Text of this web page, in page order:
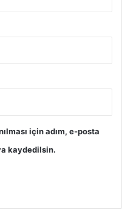
için adım, e-posta
kaydedilsin.